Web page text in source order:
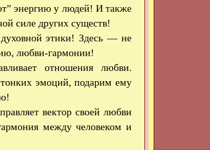
энергию у людей! И также
силе других существ!
этики! Здесь — не
любви-гармонии!
отношения любви.
эмоций, подарим ему
вектор своей любви
между человеком и